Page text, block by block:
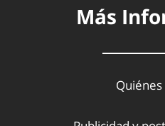
Más